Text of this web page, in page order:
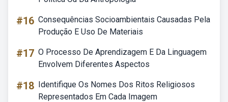
#16 Consequências Socioambientais Causadas Pela
Produção E Uso De Materiais
#17 O Processo De Aprendizagem E Da Linguagem
Envolvem Diferentes Aspectos
#18 Identifique Os Nomes Dos Ritos Religiosos
Representados Em Cada Imagem